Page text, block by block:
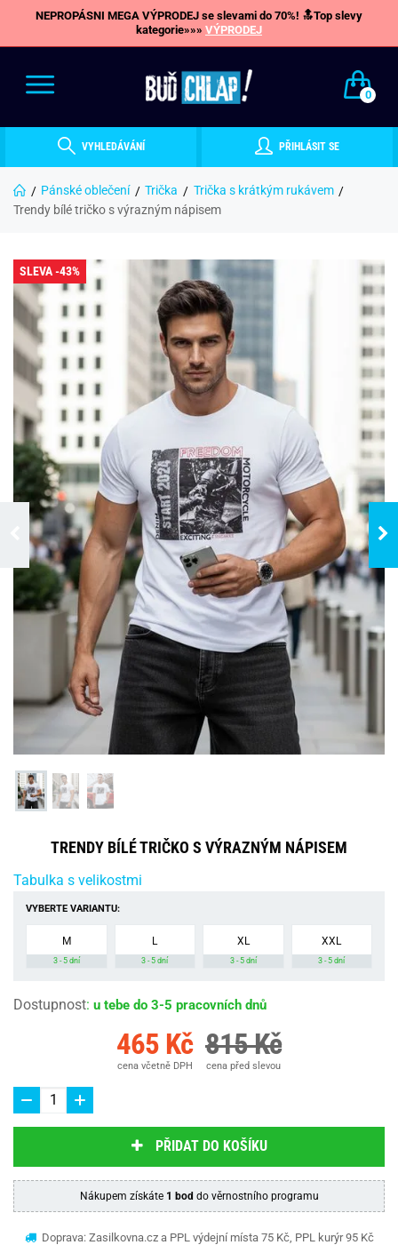
NEPROPÁSNI MEGA VÝPRODEJ se slevami do 70%! 🔝Top slevy
kategorie»»» VÝPRODEJ
0
VYHLEDÁVÁNÍ PŘIHLÁSIT SE
Pánské oblečení Trička
Trička s krátkým rukávem
Trendy bílé tričko s výrazným nápisem
SLEVA -43%
TRENDY BÍLÉ TRIČKO S VÝRAZNÝM NÁPISEM
Tabulka s velikostmi
VYBERTE VARIANTU:
M
3 - 5 dní
L
3 - 5 dní
XL
3 - 5 dní
XXL
3 - 5 dní
Dostupnost: u tebe do 3-5 pracovních dnů
465 Kč
cena včetně DPH
815 Kč
cena před slevou
PŘIDAT DO KOŠÍKU
Nákupem získáte 1 bod do věrnostního programu
Doprava: Zasilkovna.cz a PPL výdejní místa 75 Kč, PPL kurýr 95 Kč